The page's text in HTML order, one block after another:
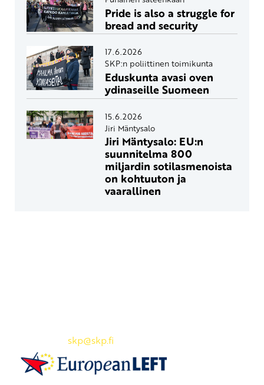
Pride is also a struggle for
bread and security
17.6.2026
SKP:n poliittinen toimikunta
Eduskunta avasi oven
ydinaseille Suomeen
15.6.2026
Jiri Mäntysalo
Jiri Mäntysalo: EU:n
suunnitelma 800
miljardin sotilasmenoista
on kohtuuton ja
vaarallinen
skp@skp.fi